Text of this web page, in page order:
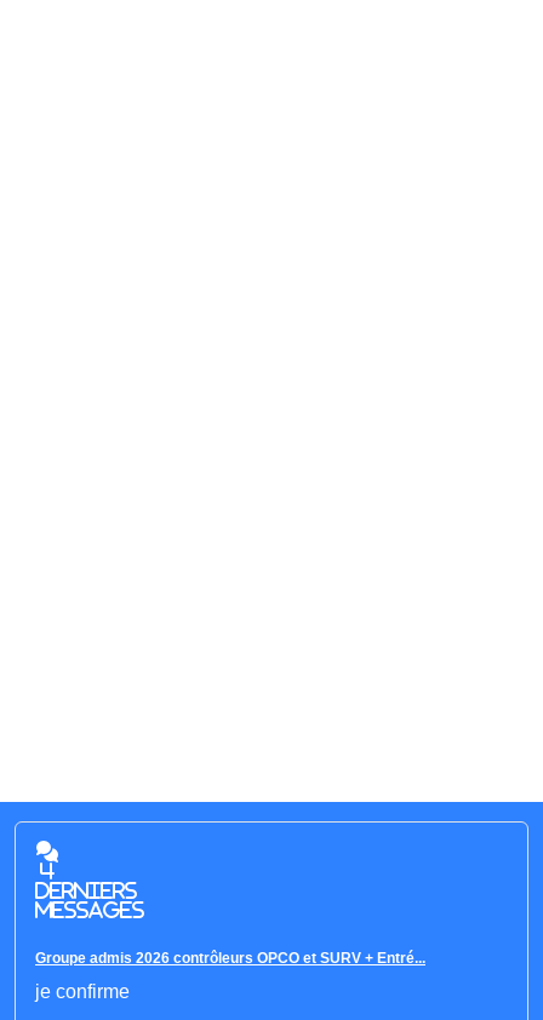
4
derniers
messages
Groupe admis 2026 contrôleurs OPCO et SURV + Entré...
je confirme